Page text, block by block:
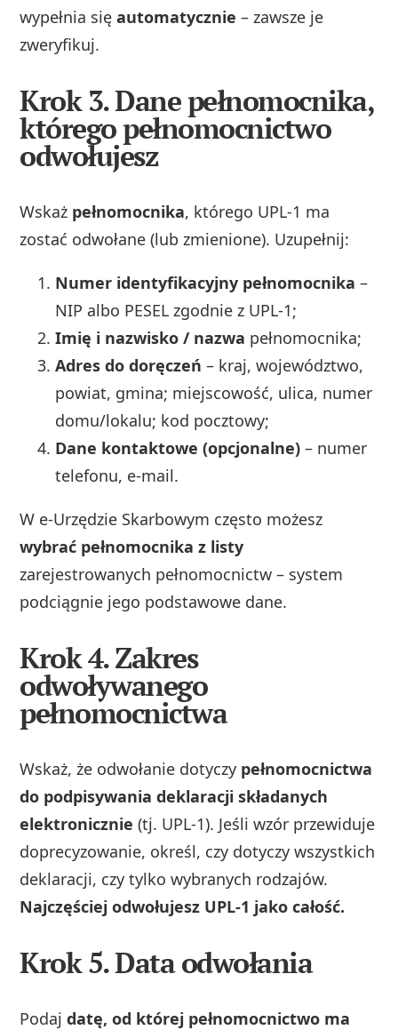
wypełnia sięautomatycznie – zawsze je
zweryfikuj.
Krok 3. Dane pełnomocnika,
którego pełnomocnictwo
odwołujesz
Wskaż pełnomocnika, którego UPL‑1 ma
zostać odwołane (lub zmienione). Uzupełnij:
Numer identyfikacyjny pełnomocnika –
NIP albo PESEL zgodnie z UPL‑1;
Imię i nazwisko / nazwa pełnomocnika;
Adres do doręczeń – kraj, województwo,
powiat, gmina; miejscowość, ulica, numer
domu/lokalu; kod pocztowy;
Dane kontaktowe (opcjonalne) – numer
telefonu, e‑mail.
W e‑Urzędzie Skarbowym często możesz
wybrać pełnomocnika z listy
zarejestrowanych pełnomocnictw – system
podciągnie jego podstawowe dane.
Krok 4. Zakres
odwoływanego
pełnomocnictwa
Wskaż, że odwołanie dotyczy pełnomocnictwa
do podpisywania deklaracji składanych
elektronicznie (tj. UPL‑1). Jeśli wzór przewiduje
doprecyzowanie, określ, czy dotyczy wszystkich
deklaracji, czy tylko wybranych rodzajów.
Najczęściej odwołujesz UPL‑1 jako całość.
Krok 5. Data odwołania
Podajdatę, od której pełnomocnictwo ma